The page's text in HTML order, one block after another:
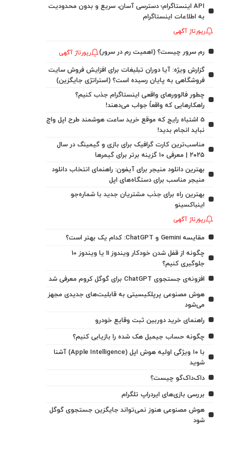
API اینستاگرام؛ دسترسی آسان، سریع و بدون محدودیت
به اطلاعات اینستاگرام
رپورتاژ آگهی
رم سرور چیست؟ (اهمیت رم در سرور) رپورتاژ آگهی
گزارش ویژه: آیا دوران تبلیغات برای افزایش فروش سایت
فروشگاهی به پایان رسیده است؟ (استراتژی جایگزین)
چطور فالوورهای واقعی اینستاگرام جذب کنیم؟
راهکارهایی که واقعاً جواب می‌دهند!
5 اشتباه رایج که موقع خرید ساعت هوشمند طرح اپل واچ
نباید انجام بدید!
مناسب‌ترین کارت گرافیک برای بازی و گیمینگ در سال
۲۰۲۵ | معرفی ۱۰ گزینه برتر برای گیمرها
بهترین دانلود منیجر برای آیفون: راهنمای انتخاب دانلود
منیجر مناسب برای دستگاه‌های اپل
بهترین راه برای جذب مشتریان جدید با شماره‌جو
اینباکسینو
رپورتاژ آگهی
مقایسه Gemini و ChatGPT: کدام یک بهتر است؟
چگونه از قفل شدن خودکار ویندوز 11 یا ویندوز 10
جلوگیری کنیم؟
افزونه‌ی جستجوی ChatGPT برای گوگل کروم معرفی شد
هوش مصنوعی پرپلکیسیتی به قابلیت‌های جدیدی مجهز
می‌شود
راهنمای خرید دوربین ثبت وقایع خودرو
چگونه حساب جیمیل هک شده را بازیابی کنیم؟
با ۱۰ ویژگی اولیه هوش اپل (Apple Intelligence) آشنا
شوید
داک‌داک‌گو چیست؟
بررسی بازی‌های ایردراپ تلگرام
هوش مصنوعی هنوز نمی‌تواند جایگزین جستجوی گوگل
شود